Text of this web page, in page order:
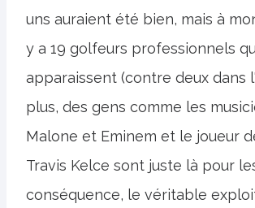
uns auraient été bien, mais à
y a 19 golfeurs professionnels
apparaissent (contre deux dans
plus, des gens comme les
Malone et Eminem et le joueur
Travis Kelce sont juste là pour
conséquence, le véritable